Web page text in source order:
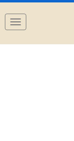
Navigation